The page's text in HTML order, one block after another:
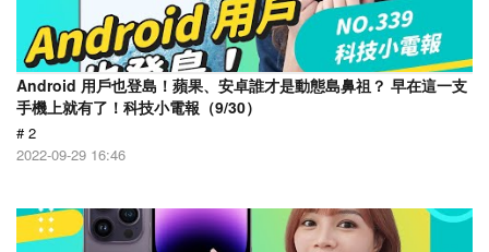
Android 用戶也登島！蘋果、安卓誰才是動態島鼻祖？ 早在這一支
手機上就有了！科技小電報（9/30）
# 2
2022-09-29 16:46